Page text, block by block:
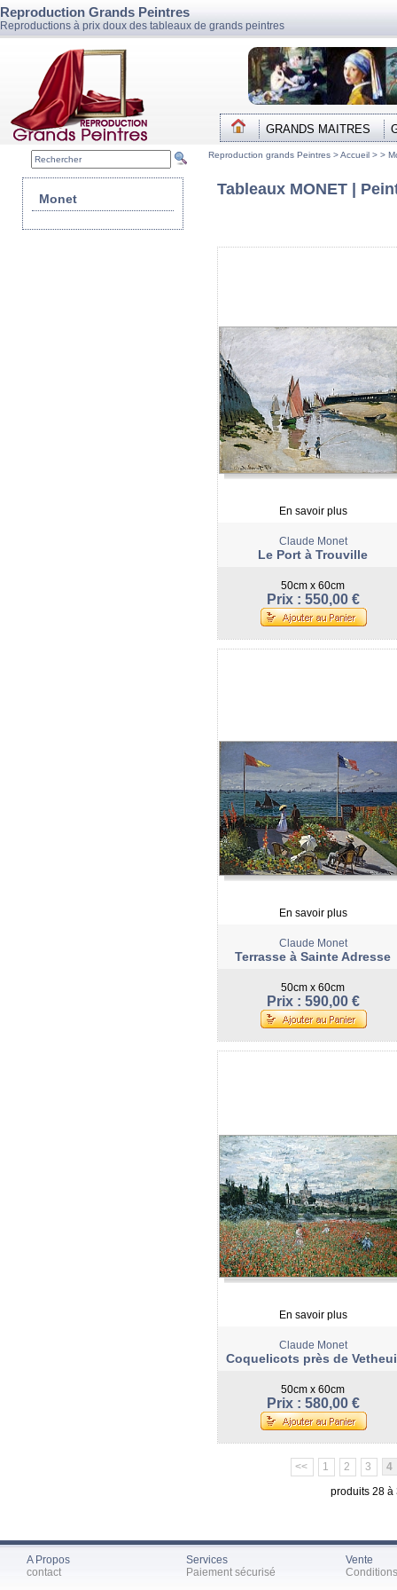
Reproduction Grands Peintres
Reproductions à prix doux des tableaux de grands peintres
GRANDS MAITRES
Reproduction grands Peintres >Accueil > >
Tableaux MONET |
En savoir plus
Claude Monet
Le Port à Trouville
50cm x 60cm
Prix : 550,00 €
En savoir plus
Claude Monet
Terrasse à Sainte Adresse
50cm x 60cm
Prix : 590,00 €
En savoir plus
Claude Monet
Coquelicots près de
50cm x 60cm
Prix : 580,00 €
<< 1 2 3
4
produits 28 à
Monet
A Propos
contact
Services
Paiement sécurisé
Vente